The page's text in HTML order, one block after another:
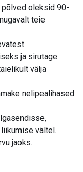
oleksid 90-
teie
ja sirutage
välja
nelipealihased
vältel.
jaoks.